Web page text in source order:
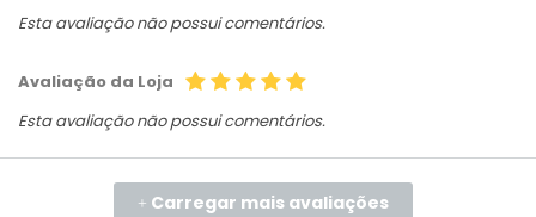
Esta avaliação não possui comentários.
Avaliação da Loja
Esta avaliação não possui comentários.
+ Carregar mais avaliações